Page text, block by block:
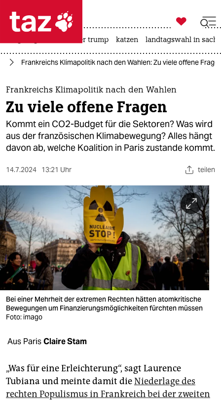
 taz zahl ich
taz zahl ich
themen
politik
öko
sport
berlin
nord
wahrheit
verlag
verlag
shop
fragen & hilfe
unterstützen

taz zahl ich
usa unter trump katzen landtagswahl in
Frankreichs Klimapolitik nach den Wahlen: Zu viele offene
Frankreichs Klimapolitik nach den Wahlen
Zu viele offene Fragen
Kommt ein CO2-Budget für die Sektoren? Was wird
aus der französischen Klimabewegung? Alles hängt
davon ab, welche Koalition in Paris zustande kommt.
14.7.2024 13:21 Uhr teilen
Bei einer Mehrheit der extremen Rechten hätten atomkritische
Bewegungen um Finanzierungsmöglichkeiten fürchten müssen
Foto: imago
Aus ParisClaire Stam
„Was für eine Erleichterung“, sagt Laurence
Tubiana und meinte damit dieNiederlage des
rechten Populismus in Frankreich bei der zweiten